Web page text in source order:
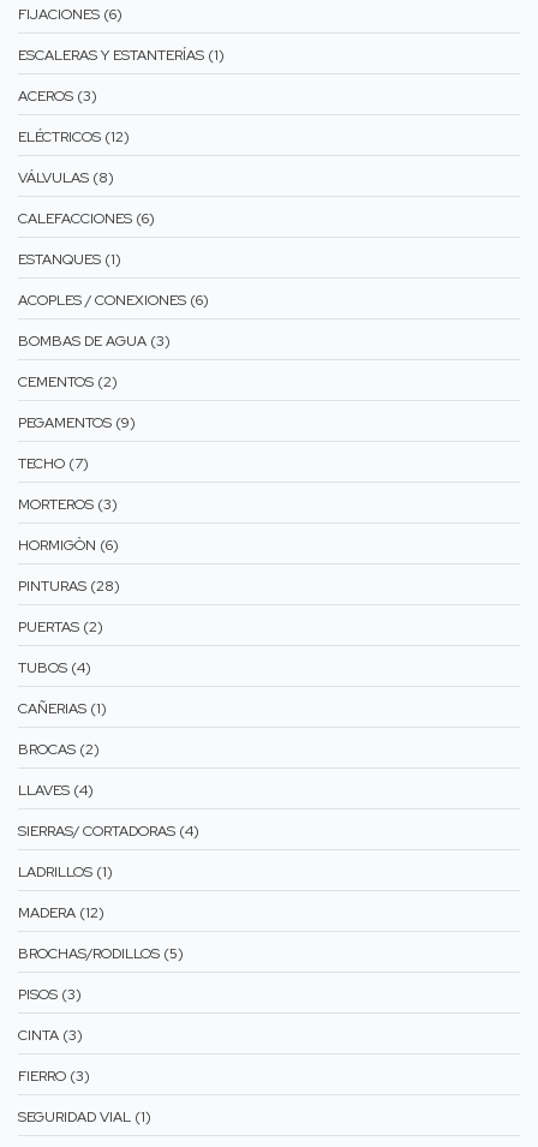
FIJACIONES (6)
ESCALERAS Y ESTANTERÍAS (1)
ACEROS (3)
ELÉCTRICOS (12)
VÁLVULAS (8)
CALEFACCIONES (6)
ESTANQUES (1)
ACOPLES / CONEXIONES (6)
BOMBAS DE AGUA (3)
CEMENTOS (2)
PEGAMENTOS (9)
TECHO (7)
MORTEROS (3)
HORMIGÒN (6)
PINTURAS (28)
PUERTAS (2)
TUBOS (4)
CAÑERIAS (1)
BROCAS (2)
LLAVES (4)
SIERRAS/ CORTADORAS (4)
LADRILLOS (1)
MADERA (12)
BROCHAS/RODILLOS (5)
PISOS (3)
CINTA (3)
FIERRO (3)
SEGURIDAD VIAL (1)